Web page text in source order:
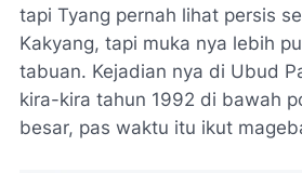
tapi Tyang pernah lihat persis
Kakyang, tapi muka nya lebih
tabuan. Kejadian nya di Ubud
kira-kira tahun 1992 di bawah
besar, pas waktu itu ikut